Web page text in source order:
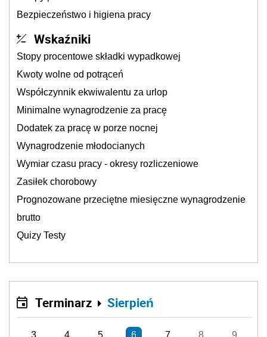
Bezpieczeństwo i higiena pracy
Wskaźniki
Stopy procentowe składki wypadkowej
Kwoty wolne od potrąceń
Współczynnik ekwiwalentu za urlop
Minimalne wynagrodzenie za pracę
Dodatek za pracę w porze nocnej
Wynagrodzenie młodocianych
Wymiar czasu pracy - okresy rozliczeniowe
Zasiłek chorobowy
Prognozowane przeciętne miesięczne wynagrodzenie
brutto
Quizy Testy
Terminarz Sierpień
3 4 5 6 7 8 9